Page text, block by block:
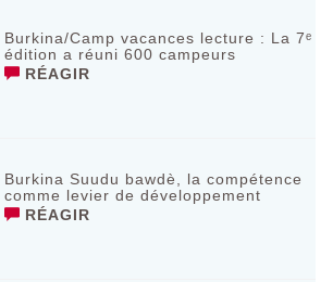
Burkina/Camp vacances lecture : La 7ᵉ
édition a réuni 600 campeurs
RÉAGIR
Burkina Suudu bawdè, la compétence
comme levier de développement
RÉAGIR